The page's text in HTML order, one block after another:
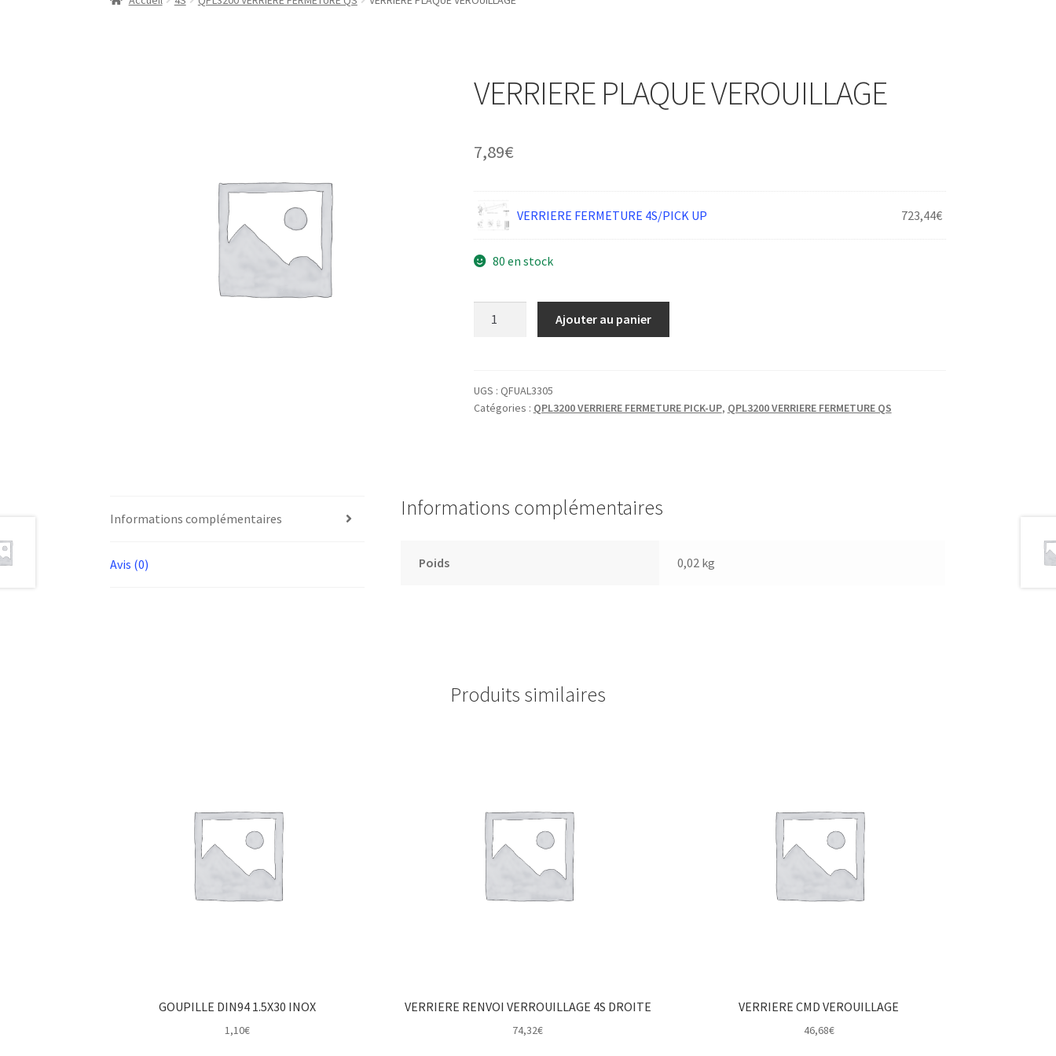
VERRIERE PLAQUE VEROUILLAGE
7,89€
VERRIERE FERMETURE 4S/PICK UP 723,44€
80 en stock
VEROUILLAGE
Ajouter au panier
UGS : QFUAL3305
Catégories : QPL3200 VERRIERE FERMETURE PICK-UP, QPL3200 VERRIERE FERMETURE QS
Informations complémentaires
Avis (0)
Informations complémentaires
Poids 0,02 kg
Produits similaires
GOUPILLE DIN94 1.5X30 INOX
1,10€
VERRIERE RENVOI VERROUILLAGE 4S DROITE
74,32€
VERRIERE CMD VEROUILLAGE
46,68€